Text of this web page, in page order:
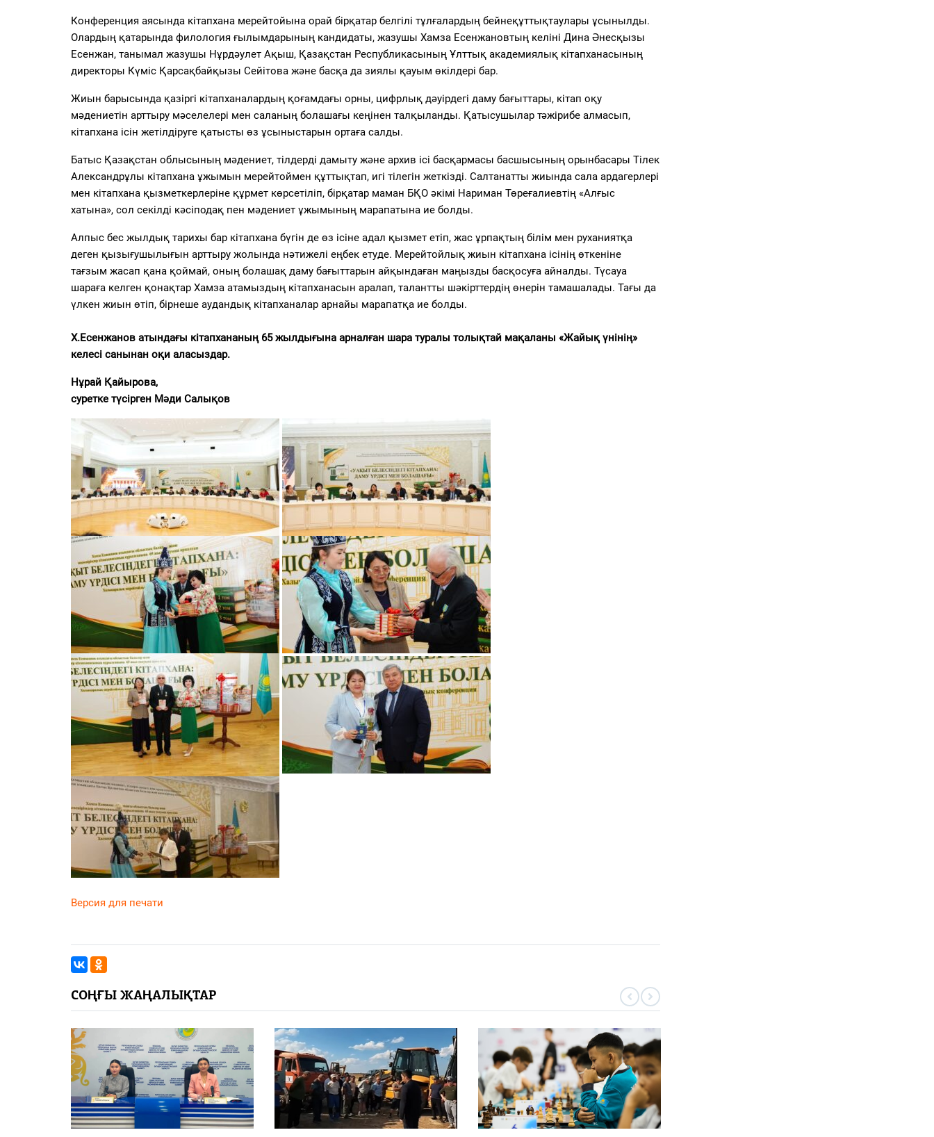
Конференция аясында кітапхана мерейтойына орай бірқатар белгілі тұлғалардың бейнеқұттықтаулары ұсынылды.
Олардың қатарында филология ғылымдарының кандидаты, жазушы Хамза Есенжановтың келіні Дина Әнесқызы
Есенжан, танымал жазушы Нұрдәулет Ақыш, Қазақстан Республикасының Ұлттық академиялық кітапханасының
директоры Күміс Қарсақбайқызы Сейітова және басқа да зиялы қауым өкілдері бар.
Жиын барысында қазіргі кітапханалардың қоғамдағы орны, цифрлық дәуірдегі даму бағыттары, кітап оқу
мәдениетін арттыру мәселелері мен саланың болашағы кеңінен талқыланды. Қатысушылар тәжірибе алмасып,
кітапхана ісін жетілдіруге қатысты өз ұсыныстарын ортаға салды.
Батыс Қазақстан облысының мәдениет, тілдерді дамыту және архив ісі басқармасы басшысының орынбасары Тілек
Александрұлы кітапхана ұжымын мерейтоймен құттықтап, игі тілегін жеткізді. Салтанатты жиында сала ардагерлері
мен кітапхана қызметкерлеріне құрмет көрсетіліп, бірқатар маман БҚО әкімі Нариман Төреғалиевтің «Алғыс
хатына», сол секілді кәсіподақ пен мәдениет ұжымының марапатына ие болды.
Алпыс бес жылдық тарихы бар кітапхана бүгін де өз ісіне адал қызмет етіп, жас ұрпақтың білім мен руханиятқа
деген қызығушылығын арттыру жолында нәтижелі еңбек етуде. Мерейтойлық жиын кітапхана ісінің өткеніне
тағзым жасап қана қоймай, оның болашақ даму бағыттарын айқындаған маңызды басқосуға айналды. Түсауа
шараға келген қонақтар Хамза атамыздың кітапханасын аралап, талантты шәкірттердің өнерін тамашалады. Тағы да
үлкен жиын өтіп, бірнеше аудандық кітапханалар арнайы марапатқа ие болды.
Х.Есенжанов атындағы кітапхананың 65 жылдығына арналған шара туралы толықтай мақаланы «Жайық үнінің»
келесі санынан оқи аласыздар.
Нұрай Қайырова,
суретке түсірген Мәди Салықов
Версия для печати
СОҢҒЫ ЖАҢАЛЫҚТАР